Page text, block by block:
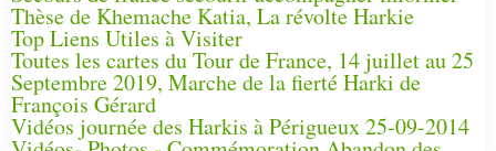
Thèse de Khemache Katia, La révolte Harkie
Top Liens Utiles à Visiter
Toutes les cartes du Tour de France, 14 juillet au 25
Septembre 2019, Marche de la fierté Harki de
François Gérard
Vidéos journée des Harkis à Périgueux 25-09-2014